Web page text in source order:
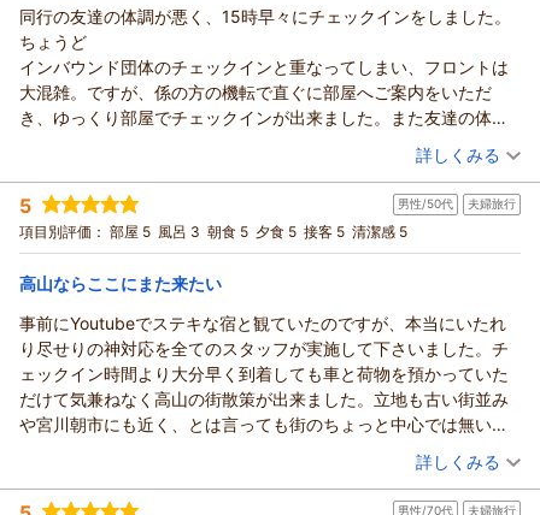
これからも、ご家族皆様に笑顔あふれる毎日が続きますよう、
心よりお祈り申し上げます。
お客様係・黒淵
（返信日：2026/07/03）
を外してしまい、おにぎりやデザートを部屋まで運んでいただき
大変助かりました。
40年前と変わらぬおもてなし、是非また、御世話になりたいと思
います。
この度は40年ぶりに本陣平野屋へお帰りいただき、ありがとう
ございます。ご夫婦の大切なご旅行に当館をお選びいただき、
心温まるご感想をお寄せくださいましたこと、ありがとうござ
います。
40年前と変わらない太鼓でのお出迎えを懐かしく感じていただ
き、リニューアルしたお部屋や屋上展望風呂、お料理、飛騨の
地酒もお楽しみいただけたご様子をとても嬉しく思います。
また、ご夕食の際には奥様のご体調が優れず、ご心配だったこ
とと存じます。少しでも安心してお過ごしいただけるようお手
伝いができ、お部屋でお召し上がりいただいたおにぎりやデザ
ートもお役に立てたようで、私どもも安堵いたしました。
って何よりの励みでございます。受け継いできたおもてなしの
心を大切にしながら、これからも皆様に「また帰ってきたい」
と思っていただける宿であり続けられるよう努めてまいりま
す。
お客様係・テディ
（返信日：2026/07/03）
同行の友達の体調が悪く、15時早々にチェックインをしました。
ちょうど
インバウンド団体のチェックインと重なってしまい、フロントは
大混雑。ですが、係の方の機転で直ぐに部屋へご案内をいただ
き、ゆっくり部屋でチェックインが出来ました。また友達の体調
を気遣い、夕食内容も何かあれば、変更してくださるとあたたか
いお言葉もいただきました。友達は夕食まで休んでいました。た
またまリニューアルした部屋で電動リクライニングベット付ツイ
ンでしたので、友達もゆっくりと休めたようです。私はその間、
一人散策。上三之町すぐの立地で最高でした。ただ木曜日は定休
でした。でも外国人に愛される高山の雰囲気が味わえて良かった
です。夕食をいただき、お風呂へ。隣接にある女性限定のリラッ
クス蔵。鍵をフロントで借りて行くのですが、とても雰囲気がよ
くて、天窓から光が入る朝が特にお薦めです。朝食は和食・洋食
と選択が出来て、洋食派の私には最高でした。今年中に三号館が
できるようなので、是非また泊まりたい思います。
（投稿日：2026/05/15）
宿泊時期： 2026年05月宿泊 (友達旅行)
投稿者： minami914005@mb.knt.co.jpさん
(男性/50代)
宿泊プラン： 【リラぎふ】飛騨牛鉄板焼き付の月替わり会席プラン♪
ツイン 朝・夕 朝/個室利用 夕/個室利用
宿泊価格帯： 28,001～29,000円(大人一人あたり/税込)
本陣平野屋 光風館からの返信
このたびはご友人との大切なご旅行に私どもの旅館をお選びい
ただき、心温まるご感想をお寄せくださいましたこと、ありが
とうございます。
ご到着時は混み合う時間帯ではございましたが、お部屋でゆっ
くりとお手続きをしていただき、ご友人にもお休みいただけた
とのこと、ほっといたしました。少しでも安心してお過ごしい
ただけるお手伝いができましたことを、とても嬉しく思ってお
詳しくみる
5 男性/50代 夫婦旅行
項目別評価： 部屋 5 風呂 3 朝食 5 夕食 5 接客 5 清潔感 5
高山ならここにまた来たい
事前にYoutubeでステキな宿と観ていたのですが、本当にいたれ
り尽せりの神対応を全てのスタッフが実施して下さいました。チ
ェックイン時間より大分早く到着しても車と荷物を預かっていた
だけて気兼ねなく高山の街散策が出来ました。立地も古い街並み
や宮川朝市にも近く、とは言っても街のちょっと中心では無い為
程よい人混み感もあって大変落ち着けました。宮川の川岸で部屋
にいて川の水音が聞こえてくるのも私にとっては大変気持ちいい
環境でした。隣りに新しい館も建設中でした。完成は今冬らしい
（投稿日：2026/05/06）
宿泊時期： 2026年05月宿泊 (夫婦旅行)
詳しくみる
男性/70代 夫婦旅行